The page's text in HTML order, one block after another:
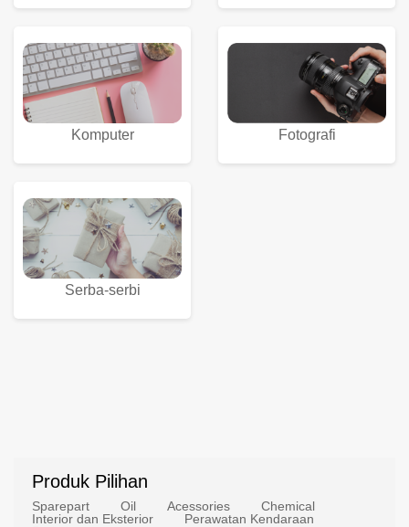
Komputer Fotografi
Serba-serbi
Produk Pilihan
Sparepart Oil Acessories
Chemical
Interior dan Eksterior
Perawatan Kendaraan